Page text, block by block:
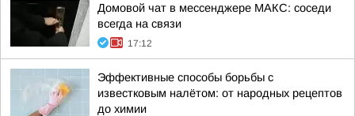
Домовой чат в мессенджере MAКС: соседи
всегда на связи
17:12
Эффективные способы борьбы с
известковым налётом: от народных рецептов
до химии